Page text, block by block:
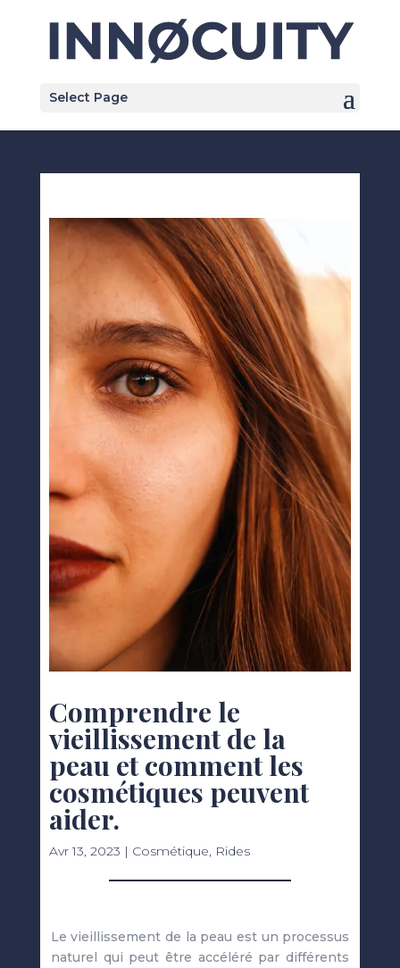
Select Page
Comprendre le
vieillissement de la
peau et comment les
cosmétiques peuvent
aider.
Avr 13, 2023 | Cosmétique Rides
Le vieillissement de la peau est un processus
naturel qui peut être accéléré par différents